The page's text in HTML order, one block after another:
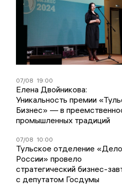
07/08 19:00
Елена Двойникова:
Уникальность премии
Бизнес» — в
промышленных традиций
07/08 10:00
Тульское отделение
России» провело
стратегический бизнес-
с депутатом Госдумы